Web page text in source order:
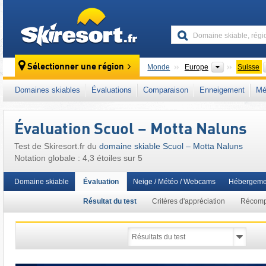
Sélectionner une région Monde Europe Continents
Suisse
Ce domaine skiable se situe aussi dans :
Suisse allemande
Alpes suisses Alpes
Domaines skiables Évaluations Comparaison Enneigement
Évaluation Scuol – Motta Naluns
Test de Skiresort.fr du domaine skiable Scuol – Motta Naluns
Notation globale : 4,3 étoiles sur 5
Domaine skiable Évaluation
Résultat du test Critères d'appréciation
Neige / Météo / Webcams